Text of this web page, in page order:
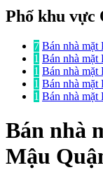
Phố khu vực
7 Bán nhà mặt
1 Bán nhà mặt
1 Bán nhà mặt
1 Bán nhà
1 Bán nhà mặt
Bán nhà
Mậu